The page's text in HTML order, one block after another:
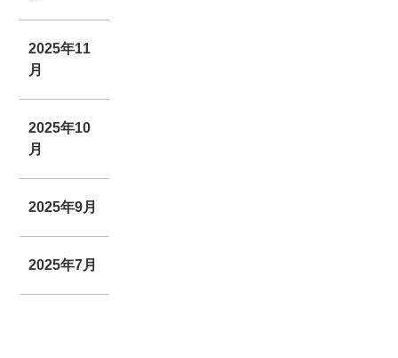
2025年11
月
2025年10
月
2025年9月
2025年7月